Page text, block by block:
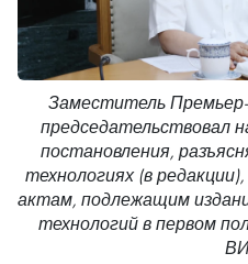
Заместитель
председательствовал
постановления,
технологиях (в
актам, подлежащим
технологий в первом